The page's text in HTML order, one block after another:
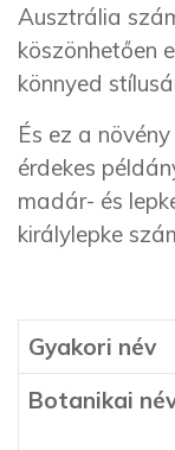
Ausztrália
köszönhetően
könnyed
És ez a
érdekes
madár- és
királylepke
Gyakori név
Botanikai